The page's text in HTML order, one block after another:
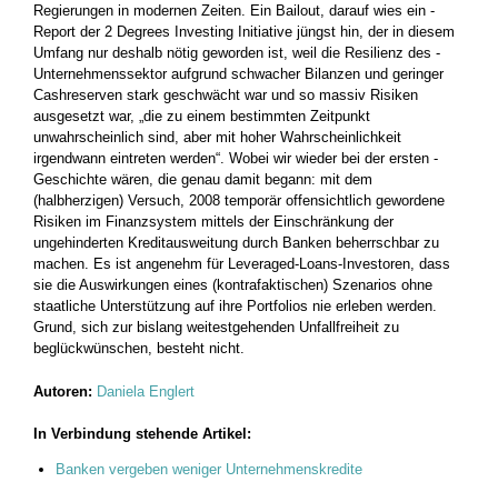
Regierungen in modernen Zeiten. Ein Bailout, darauf wies ein ­
Report der 2 Degrees Investing Initiative jüngst hin, der in diesem
Umfang nur deshalb nötig geworden ist, weil die Resilienz des ­
Unternehmenssektor aufgrund schwacher Bilanzen und geringer
Cashreserven stark geschwächt war und so massiv Risiken
ausgesetzt war, „die zu einem bestimmten Zeitpunkt
unwahrscheinlich sind, aber mit hoher Wahrscheinlichkeit
irgendwann eintreten ­werden“. Wobei wir wieder bei der ersten ­
Geschichte wären, die ­genau damit begann: mit dem
(halbherzigen) Versuch, 2008 ­temporär offensichtlich gewordene
Risiken im Finanzsystem mittels der Einschränkung der
ungehinderten Kreditausweitung durch Banken beherrschbar zu
machen. Es ist angenehm für Leveraged-Loans-Investoren, dass
sie die Auswirkungen eines (kontra­faktischen) Szenarios ohne
staatliche Unterstützung auf ihre Portfolios nie erleben werden.
Grund, sich zur bislang weitestgehenden ­Unfallfreiheit zu
beglückwünschen, besteht nicht.
Autoren: Daniela Englert
In Verbindung stehende Artikel:
Banken vergeben weniger Unternehmenskredite